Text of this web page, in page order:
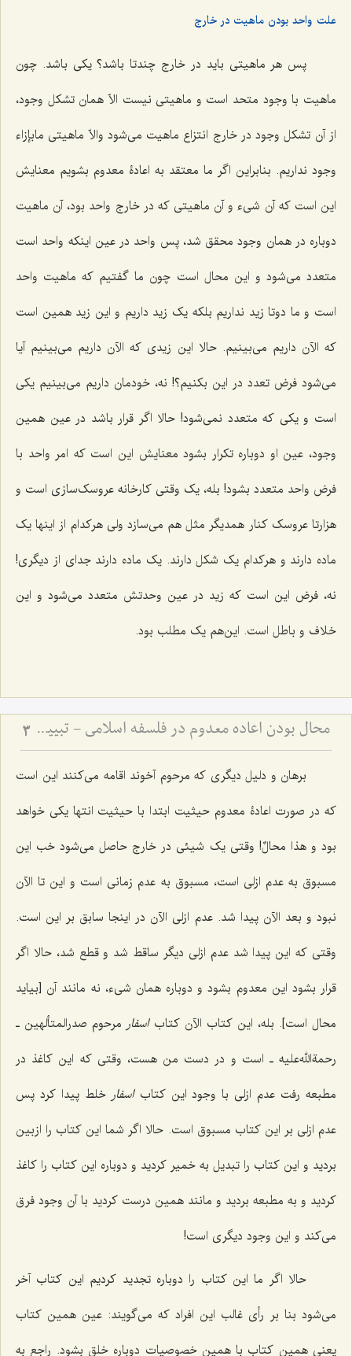
علت واحد بودن ماهیت در خارج
پس هر ماهیتی باید در خارج چندتا باشد؟ یکی باشد. چون
ماهیت با وجود متحد است و ماهیتی نیست الاّ همان تشکل وجود،
از آن تشکل وجود در خارج انتزاع ماهیت می‌شود والاّ ماهیتی مابإزاء
وجود نداریم. بنابراین اگر ما معتقد به اعادۀ معدوم بشویم معنایش
این است که آن شیء و آن ماهیتی که در خارج واحد بود، آن ماهیت
دوباره در همان وجود محقق شد، پس واحد در عین اینکه واحد است
متعدد می‌شود و این محال است چون ما گفتیم که ماهیت واحد
است و ما دوتا زید نداریم بلکه یک زید داریم و این زید همین است
که الآن داریم می‌بینیم. حالا این زیدی که الآن داریم می‌بینیم آیا
می‌شود فرض تعدد در این بکنیم؟! نه، خودمان داریم می‌بینیم یکی
است و یکی که متعدد نمی‌شود! حالا اگر قرار باشد در عین همین
وجود، عین او دوباره تکرار بشود معنایش این است که امر واحد با
فرض واحد متعدد بشود! بله، یک وقتی کارخانه عروسک‌سازی است و
هزارتا عروسک کنار همدیگر مثل هم می‌سازد ولی هرکدام از اینها یک
ماده دارند و هرکدام یک شکل دارند. یک ماده دارند جدای از دیگری!
نه، فرض این است که زید در عین وحدتش متعدد می‌شود و این
خلاف و باطل است. این‌هم یک مطلب بود.
محال بودن اعاده معدوم در فلسفه اسلامی - تبیین نسبت میان هویت، وجود و عدم در بازگشت اشیاء 3
برهان و دلیل دیگری که مرحوم آخوند اقامه می‌کنند این است
که در صورت اعادۀ معدوم حیثیت ابتدا با حیثیت انتها یکی خواهد
بود و هذا محالٌ! وقتی یک شیئی در خارج حاصل می‌شود خب این
مسبوق به عدم ازلی است، مسبوق به عدم زمانی است و این تا الآن
نبود و بعد الآن پیدا شد. عدم ازلی الآن در اینجا سابق بر این است.
وقتی که این پیدا شد عدم ازلی دیگر ساقط شد و قطع شد، حالا اگر
قرار بشود این معدوم بشود و دوباره همان شیء، نه مانند آن [بیاید
محال است]. بله، این کتاب الآن کتاباسفار مرحوم صدرالمتألهین ـ
رحمةالله‌علیه ـ است و در دست من هست، وقتی که این کاغذ در
مطبعه رفت عدم ازلی با وجود این کتاباسفار خلط پیدا کرد پس
عدم ازلی بر این کتاب مسبوق است. حالا اگر شما این کتاب را ازبین
بردید و این کتاب را تبدیل به خمیر کردید و دوباره این کتاب را کاغذ
کردید و به مطبعه بردید و مانند همین درست کردید با آن وجود فرق
می‌کند و این وجود دیگری است!
حالا اگر ما این کتاب را دوباره تجدید کردیم این کتاب آخر
می‌شود بنا بر رأی غالب این افراد که می‌گویند: عین همین کتاب
یعنی همین کتاب با همین خصوصیات دوباره خلق بشود. راجع به